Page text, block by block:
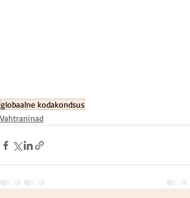
globaalne kodakondsus
Vahtraninad